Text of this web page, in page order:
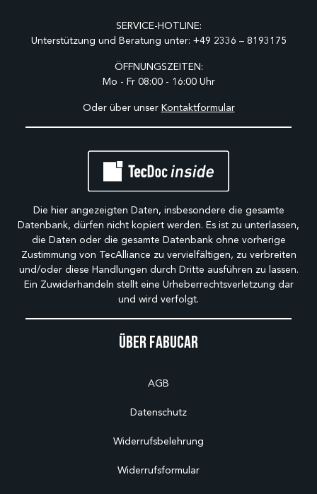
Über Fabucar
AGB
Datenschutz
Widerrufsbelehrung
Widerrufsformular
SERVICE-HOTLINE:
Unterstützung und Beratung unter: +49 2336 – 8193175
ÖFFNUNGSZEITEN:
Mo - Fr 08:00 - 16:00 Uhr
Oder über unser Kontaktformular
Die hier angezeigten Daten, insbesondere die gesamte
Datenbank, dürfen nicht kopiert werden. Es ist zu unterlassen,
die Daten oder die gesamte Datenbank ohne vorherige
Zustimmung von TecAlliance zu vervielfältigen, zu verbreiten
und/oder diese Handlungen durch Dritte ausführen zu lassen.
Ein Zuwiderhandeln stellt eine Urheberrechtsverletzung dar
und wird verfolgt.